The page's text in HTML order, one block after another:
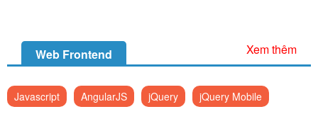
Web Frontend Xem thêm
Javascript AngularJS jQuery jQuery Mobile